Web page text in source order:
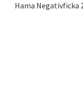
Hama Negativficka